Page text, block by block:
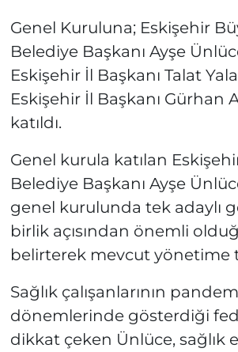
Genel Kuruluna; Eskişehir
Belediye Başkanı Ayşe
Eskişehir İl Başkanı Talat
Eskişehir İl Başkanı Gürhan
katıldı.
Genel kurula katılan
Belediye Başkanı Ayşe
genel kurulunda tek adaylı
birlik açısından önemli
belirterek mevcut yönetime
Sağlık çalışanlarının
dönemlerinde gösterdiği
dikkat çeken Ünlüce, sağlık